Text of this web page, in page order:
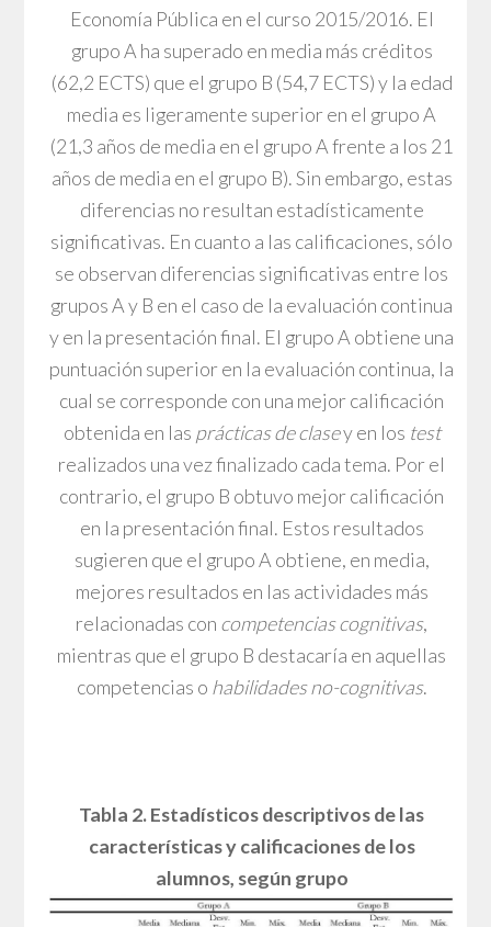
Economía Pública en el curso 2015/2016. El
grupo A ha superado en media más créditos
(62,2 ECTS) que el grupo B (54,7 ECTS) y la edad
media es ligeramente superior en el grupo A
(21,3 años de media en el grupo A frente a los 21
años de media en el grupo B). Sin embargo, estas
diferencias no resultan estadísticamente
significativas. En cuanto a las calificaciones, sólo
se observan diferencias significativas entre los
grupos A y B en el caso de la evaluación continua
y en la presentación final. El grupo A obtiene una
puntuación superior en la evaluación continua, la
cual se corresponde con una mejor calificación
obtenida en las prácticas de clasey en los test
realizados una vez finalizado cada tema. Por el
contrario, el grupo B obtuvo mejor calificación
en la presentación final. Estos resultados
sugieren que el grupo A obtiene, en media,
mejores resultados en las actividades más
relacionadas con competencias cognitivas,
mientras que el grupo B destacaría en aquellas
competencias o habilidades no-cognitivas.
Tabla 2. Estadísticos descriptivos de las
características y calificaciones de los
alumnos, según grupo